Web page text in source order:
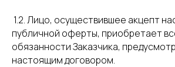
1.2. Лицо, осуществившее акцепт
публичной оферты, приобретает
обязанности Заказчика,
настоящим договором.